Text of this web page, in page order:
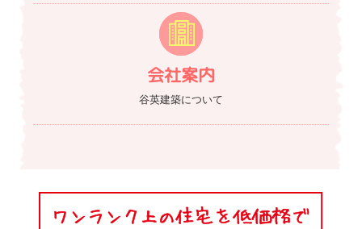
会社案内
谷英建築について